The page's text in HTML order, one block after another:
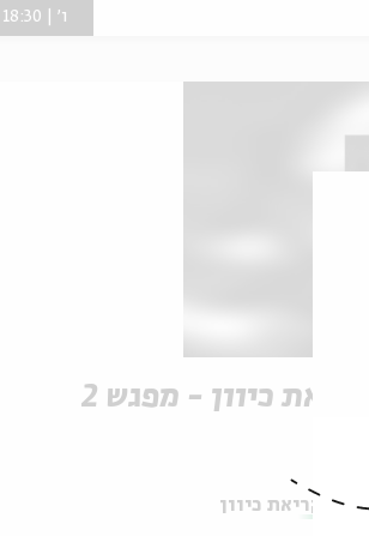
ו' | 18:30
קריאת כיוון - מפגש 2
מתוך: קריאת כיוון